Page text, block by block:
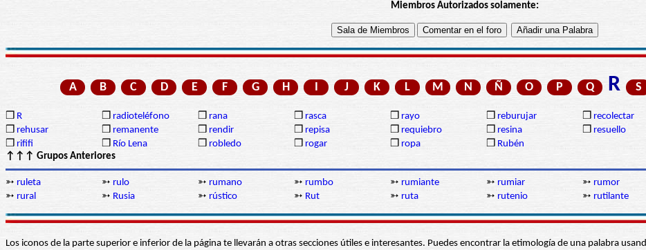
Miembros Autorizados solamente:
A B C D E F G H I J K L M N Ñ O P Q R S
❒ R ❒ radioteléfono ❒ rana ❒ rasca ❒ rayo ❒ reburujar ❒ recolectar
❒ rehusar ❒ remanente ❒ rendir ❒ repisa ❒ requiebro ❒ resina ❒ resuello
❒ rififi ❒ Río Lena ❒ robledo ❒ rogar ❒ ropa ❒ Rubén
↑↑↑ Grupos Anteriores
➳ ruleta ➳ rulo ➳ rumano ➳ rumbo ➳ rumiante ➳ rumiar ➳ rumor
➳ rural ➳ Rusia ➳ rústico ➳ Rut ➳ ruta ➳ rutenio ➳ rutilante
Los iconos de la parte superior e inferior de la página te llevarán a otras secciones útiles e interesantes. Puedes encontrar la etimología de una palabra